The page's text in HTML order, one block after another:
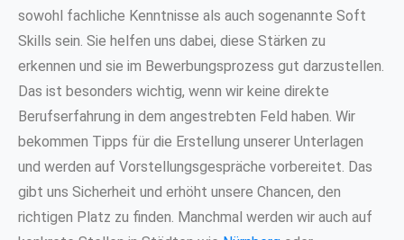
sowohl fachliche Kenntnisse als auch sogenannte Soft
Skills sein. Sie helfen uns dabei, diese Stärken zu
erkennen und sie im Bewerbungsprozess gut darzustellen.
Das ist besonders wichtig, wenn wir keine direkte
Berufserfahrung in dem angestrebten Feld haben. Wir
bekommen Tipps für die Erstellung unserer Unterlagen
und werden auf Vorstellungsgespräche vorbereitet. Das
gibt uns Sicherheit und erhöht unsere Chancen, den
richtigen Platz zu finden. Manchmal werden wir auch auf